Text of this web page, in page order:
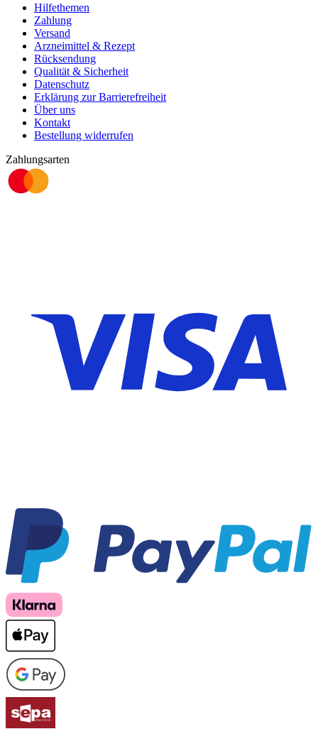
Hilfethemen
Zahlung
Versand
Arzneimittel & Rezept
Rücksendung
Qualität & Sicherheit
Datenschutz
Erklärung zur Barrierefreiheit
Über uns
Kontakt
Bestellung widerrufen
Zahlungsarten